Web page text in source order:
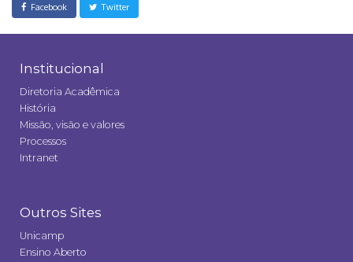
Facebook Twitter
Institucional
Diretoria Acadêmica
História
Missão, visão e valores
Processos
Intranet
Outros Sites
Unicamp
Ensino Aberto